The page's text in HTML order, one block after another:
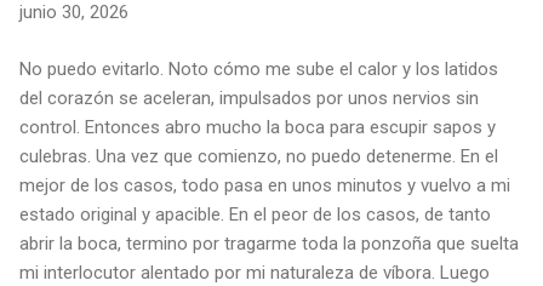
junio 30, 2026
No puedo evitarlo. Noto cómo me sube el calor y los latidos
del corazón se aceleran, impulsados por unos nervios sin
control. Entonces abro mucho la boca para escupir sapos y
culebras. Una vez que comienzo, no puedo detenerme. En el
mejor de los casos, todo pasa en unos minutos y vuelvo a mi
estado original y apacible. En el peor de los casos, de tanto
abrir la boca, termino por tragarme toda la ponzoña que suelta
mi interlocutor alentado por mi naturaleza de víbora. Luego